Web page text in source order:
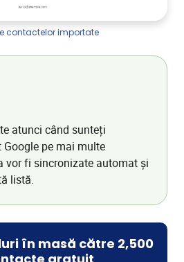
contactelor importate
atunci când sunteți
pe mai multe
vor fi sincronizate automat și
listă.
în masă către 2,500